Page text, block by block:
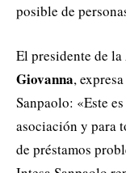
posible de
El presidente de
Giovanna,
Sanpaolo: «Este
asociación y para
de préstamos